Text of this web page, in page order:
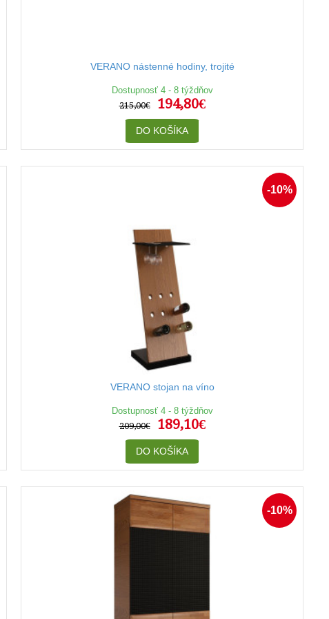
VERANO nástenné hodiny, trojité
Dostupnosť 4 - 8 týždňov
215,00€
194,80€
DO KOŠÍKA
-10%
VERANO stojan na víno
Dostupnosť 4 - 8 týždňov
209,00€
189,10€
DO KOŠÍKA
-10%